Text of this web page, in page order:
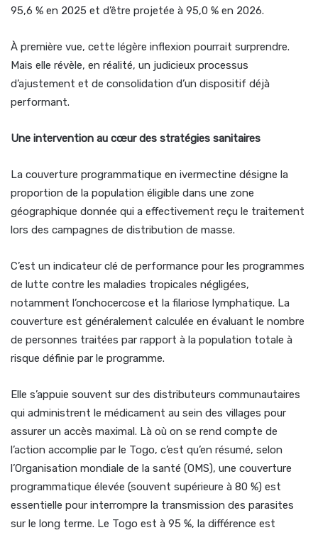
95,6 % en 2025 et d’être projetée à 95,0 % en 2026.
À première vue, cette légère inflexion pourrait surprendre.
Mais elle révèle, en réalité, un judicieux processus
d’ajustement et de consolidation d’un dispositif déjà
performant.
Une intervention au cœur des stratégies sanitaires
La couverture programmatique en ivermectine désigne la
proportion de la population éligible dans une zone
géographique donnée qui a effectivement reçu le traitement
lors des campagnes de distribution de masse.
C’est un indicateur clé de performance pour les programmes
de lutte contre les maladies tropicales négligées,
notamment l’onchocercose et la filariose lymphatique. La
couverture est généralement calculée en évaluant le nombre
de personnes traitées par rapport à la population totale à
risque définie par le programme.
Elle s’appuie souvent sur des distributeurs communautaires
qui administrent le médicament au sein des villages pour
assurer un accès maximal. Là où on se rend compte de
l’action accomplie par le Togo, c’est qu’en résumé, selon
l’Organisation mondiale de la santé (OMS), une couverture
programmatique élevée (souvent supérieure à 80 %) est
essentielle pour interrompre la transmission des parasites
sur le long terme. Le Togo est à 95 %, la différence est